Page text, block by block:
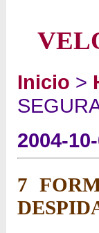
Inicio >
2004-
7